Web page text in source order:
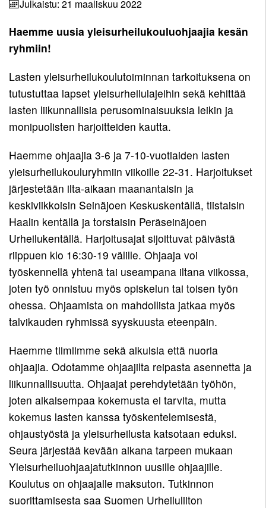
Eettinen
Kuvagalleria
Elisa
Monitoimihalli
Lomakkeet
Kumppanuus
tekee
hyvää
Yhteistyö
UrheiluMehiläisen
kanssa
Toiminnan
tarkoitus
Kirjaudu
vuotiaat
Ohjaajat
ohjaajat
Paraurheilu
Urheiluakatemia
Stipendijärjestelmä
Miehet
Takaisin
Yleinen
Miehet
22
19
Miehet
17
Naiset
Yleinen
Naiset
Naiset
19
Naiset
17
Pojat
Takaisin
Pojat
Pojat
Pojat
14
Pojat
13
Pojat
12
Pojat
11
Pojat
Pojat
9
Tytöt
Takaisin
Tytöt
15
Tytöt
14
Tytöt
13
12
Tytöt
11
10
Tytöt
9
Uutisarkisto
Yhteystiedot Takaisin
Ota
yhteyttä
Julkaistu: 21 maaliskuu 2022
Haemme uusia yleisurheilukouluohjaajia kesän
ryhmiin!
Lasten yleisurheilukoulutoiminnan tarkoituksena on
tutustuttaa lapset yleisurheilulajeihin sekä kehittää
lasten liikunnallisia perusominaisuuksia leikin ja
monipuolisten harjoitteiden kautta.
Haemme ohjaajia 3-6 ja 7-10-vuotiaiden lasten
yleisurheilukouluryhmiin viikoille 22-31. Harjoitukset
järjestetään ilta-aikaan maanantaisin ja
keskiviikkoisin Seinäjoen Keskuskentällä, tiistaisin
Haalin kentällä ja torstaisin Peräseinäjoen
Urheilukentällä. Harjoitusajat sijoittuvat päivästä
riippuen klo 16:30-19 välille. Ohjaaja voi
työskennellä yhtenä tai useampana iltana viikossa,
joten työ onnistuu myös opiskelun tai toisen työn
ohessa. Ohjaamista on mahdollista jatkaa myös
talvikauden ryhmissä syyskuusta eteenpäin.
Haemme tiimiimme sekä aikuisia että nuoria
ohjaajia. Odotamme ohjaajilta reipasta asennetta ja
liikunnallisuutta. Ohjaajat perehdytetään työhön,
joten aikaisempaa kokemusta ei tarvita, mutta
kokemus lasten kanssa työskentelemisestä,
ohjaustyöstä ja yleisurheilusta katsotaan eduksi.
Seura järjestää kevään aikana tarpeen mukaan
Yleisurheiluohjaajatutkinnon uusille ohjaajille.
Koulutus on ohjaajalle maksuton. Tutkinnon
suorittamisesta saa Suomen Urheiluliiton